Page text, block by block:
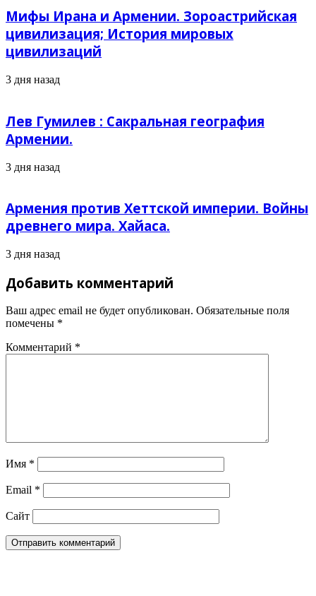
Мифы Ирана и Армении. Зороастрийская
цивилизация; История мировых
цивилизаций
3 дня назад
Лев Гумилев : Сакральная география
Армении.
3 дня назад
Армения против Хеттской империи. Войны
древнего мира. Хайаса.
3 дня назад
Добавить комментарий
Ваш адрес email не будет опубликован. Обязательные поля
помечены *
Комментарий *
Имя *
Email *
Сайт